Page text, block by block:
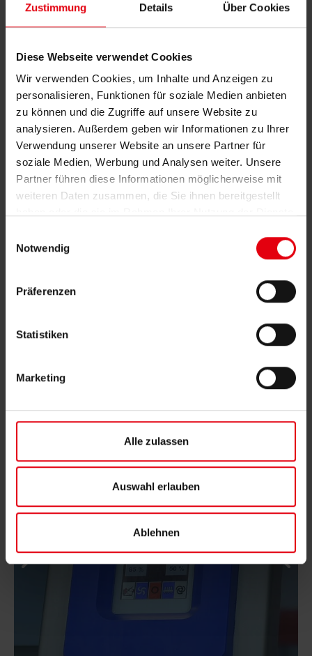
Zustimmung Details Über Cookies
Diese Webseite verwendet Cookies
Wir verwenden Cookies, um Inhalte und Anzeigen zu
personalisieren, Funktionen für soziale Medien anbieten
zu können und die Zugriffe auf unsere Website zu
analysieren. Außerdem geben wir Informationen zu Ihrer
Verwendung unserer Website an unsere Partner für
soziale Medien, Werbung und Analysen weiter. Unsere
Partner führen diese Informationen möglicherweise mit
weiteren Daten zusammen, die Sie ihnen bereitgestellt
Notwendig
Präferenzen
Statistiken
Marketing
Alle zulassen
Auswahl erlauben
Ablehnen
Arbeitshub 240mm
E-Mail-Adresse*
Mit dem Absenden erklären Sie sich mit der
Speicherung und Nutzung Ihrer Daten in
einverstanden.
Nachricht senden